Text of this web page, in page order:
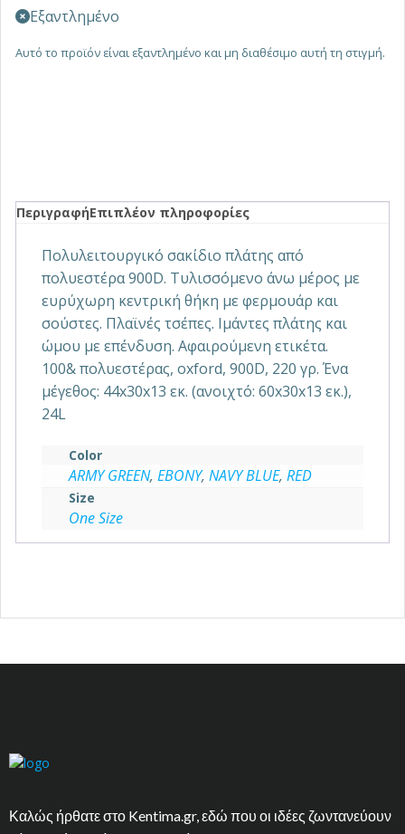
Εξαντλημένο
Αυτό το προϊόν είναι εξαντλημένο και μη διαθέσιμο αυτή τη στιγμή.
ΠεριγραφήΕπιπλέον πληροφορίες
Πολυλειτουργικό σακίδιο πλάτης από
πολυεστέρα 900D. Τυλισσόμενο άνω μέρος με
ευρύχωρη κεντρική θήκη με φερμουάρ και
σούστες. Πλαϊνές τσέπες. Ιμάντες πλάτης και
ώμου με επένδυση. Αφαιρούμενη ετικέτα.
100& πολυεστέρας, oxford, 900D, 220 γρ. Ένα
μέγεθος: 44x30x13 εκ. (ανοιχτό: 60x30x13 εκ.),
24L
Color
ARMY GREEN, EBONY, NAVY BLUE, RED
Size
One Size
Καλώς ήρθατε στο Kentima.gr, εδώ που οι ιδέες ζωντανεύουν